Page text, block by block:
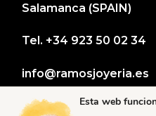
Salamanca (SPAIN)
Tel. +34 923 50 02 34
info@ramosjoyeria.es
Esta web